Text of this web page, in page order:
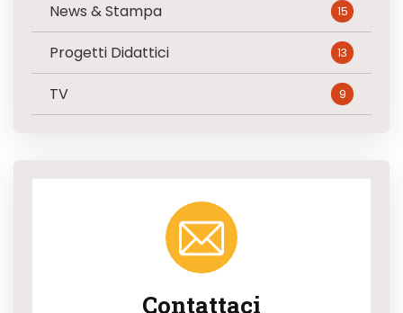
News & Stampa 15
Progetti Didattici 13
TV 9
Contattaci